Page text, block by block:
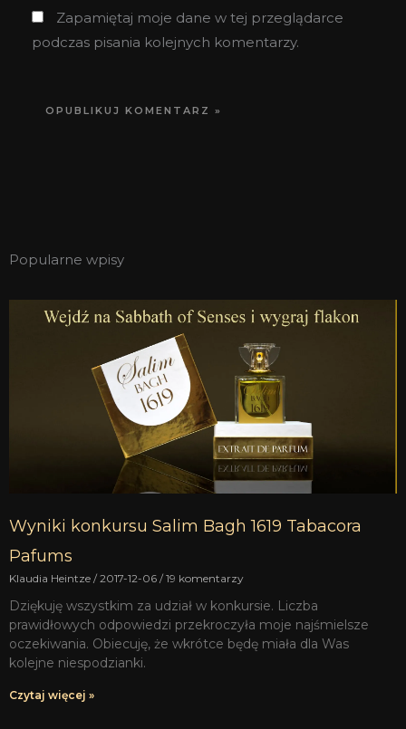
Zapamiętaj moje dane w tej przeglądarce
podczas pisania kolejnych komentarzy.
Popularne wpisy
Wyniki konkursu Salim Bagh 1619 Tabacora
Pafums
Klaudia Heintze 2017-12-06 19 komentarzy
Dziękuję wszystkim za udział w konkursie. Liczba
prawidłowych odpowiedzi przekroczyła moje najśmielsze
oczekiwania. Obiecuję, że wkrótce będę miała dla Was
kolejne niespodzianki.
Czytaj więcej »